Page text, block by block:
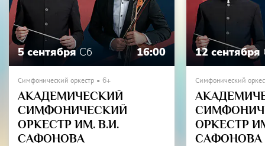
5 сентября Сб 16:00
Симфонический оркестр 6+
АКАДЕМИЧЕСКИЙ
СИМФОНИЧЕСКИЙ
ОРКЕСТР ИМ. В.И.
САФОНОВА
12 сентября
Симфонический
ОРКЕСТР
САФОНОВА